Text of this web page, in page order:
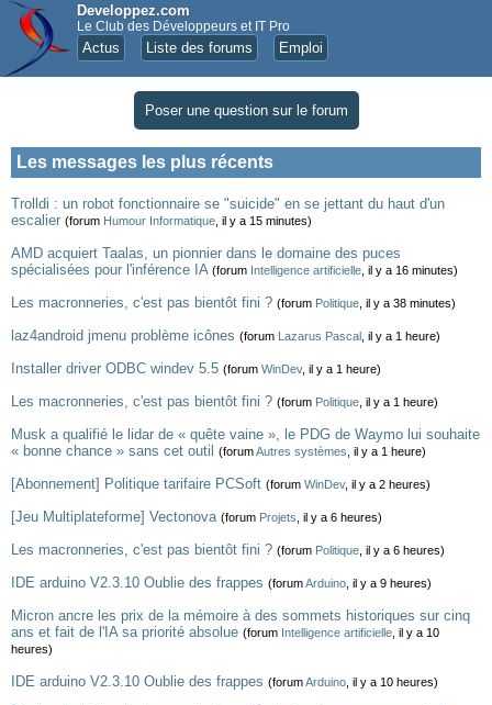
Developpez.com
Le Club des Développeurs et IT Pro
Actus Liste des forums Emploi
Poser une question sur le forum
Les messages les plus récents
Trolldi : un robot fonctionnaire se "suicide" en se jettant du haut d'un
escalier (forum Humour Informatique , il y a 15 minutes)
AMD acquiert Taalas, un pionnier dans le domaine des puces
spécialisées pour l'inférence IA (forum Intelligence artificielle , il y a 16 minutes)
Les macronneries, c'est pas bientôt fini ? (forum Politique , il y a 38 minutes)
laz4android jmenu problème icônes (forum Lazarus Pascal , il y a 1 heure)
Installer driver ODBC windev 5.5 (forum WinDev, il y a 1 heure)
Les macronneries, c'est pas bientôt fini ? (forum Politique , il y a 1 heure)
Musk a qualifié le lidar de « quête vaine », le PDG de Waymo lui souhaite
« bonne chance » sans cet outil
(forumAutres systèmes , il y a 1 heure)
[Abonnement] Politique tarifaire PCSoft (forum WinDev, il y a 2 heures)
[Jeu Multiplateforme] Vectonova (forum Projets , il y a 6 heures)
Les macronneries, c'est pas bientôt fini ? (forum Politique , il y a 6 heures)
IDE arduino V2.3.10 Oublie des frappes (forumArduino , il y a 9 heures)
Micron ancre les prix de la mémoire à des sommets historiques sur cinq
ans et fait de l'IA sa priorité absolue (forum Intelligence artificielle , il y a 10
heures)
IDE arduino V2.3.10 Oublie des frappes (forumArduino , il y a 10 heures)